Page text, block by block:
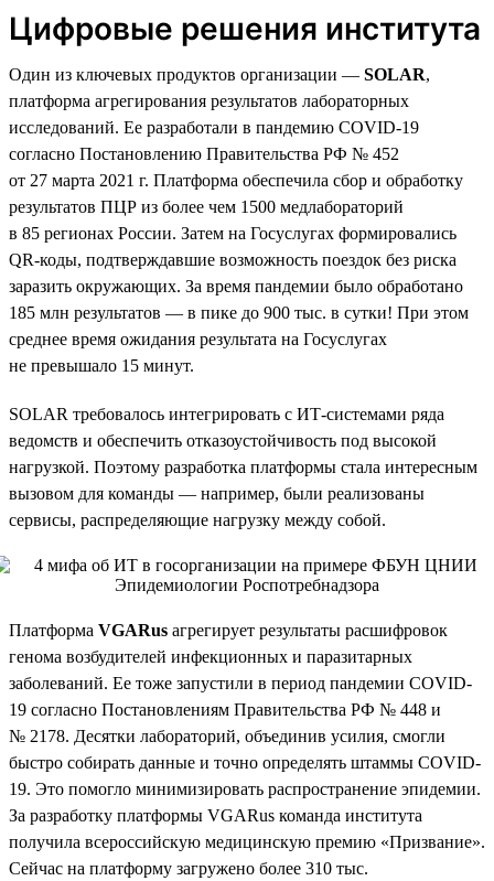
Цифровые решения института
Один из ключевых продуктов организации — SOLAR,
платформа агрегирования результатов лабораторных
исследований. Ее разработали в пандемию COVID-19
согласно Постановлению Правительства РФ № 452
от 27 марта 2021 г. Платформа обеспечила сбор и обработку
результатов ПЦР из более чем 1500 медлабораторий
в 85 регионах России. Затем на Госуслугах формировались
QR-коды, подтверждавшие возможность поездок без риска
заразить окружающих. За время пандемии было обработано
185 млн результатов — в пике до 900 тыс. в сутки! При этом
среднее время ожидания результата на Госуслугах
не превышало 15 минут.
SOLAR требовалось интегрировать с ИТ-системами ряда
ведомств и обеспечить отказоустойчивость под высокой
нагрузкой. Поэтому разработка платформы стала интересным
вызовом для команды — например, были реализованы
сервисы, распределяющие нагрузку между собой.
Платформа VGARus агрегирует результаты расшифровок
генома возбудителей инфекционных и паразитарных
заболеваний. Ее тоже запустили в период пандемии COVID-
19 согласно Постановлениям Правительства РФ № 448 и
№ 2178. Десятки лабораторий, объединив усилия, смогли
быстро собирать данные и точно определять штаммы COVID-
19. Это помогло минимизировать распространение эпидемии.
За разработку платформы VGARus команда института
получила всероссийскую медицинскую премию «Призвание».
Сейчас на платформу загружено более 310 тыс.